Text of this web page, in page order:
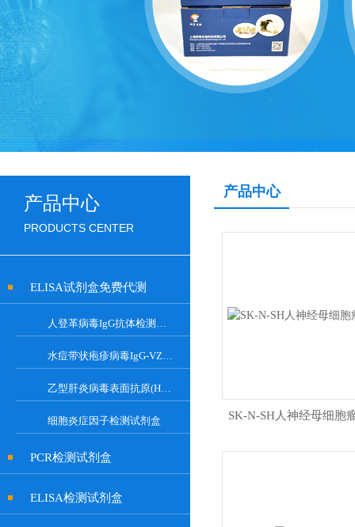
产品中心
PRODUCTS CENTER
ELISA试剂盒免费代测
人登革病毒IgG抗体检测试剂盒
水痘带状疱疹病毒IgG-VZV Elisa检测试剂盒
乙型肝炎病毒表面抗原(HBsAg)试剂盒
细胞炎症因子检测试剂盒
PCR检测试剂盒
ELISA检测试剂盒
产品中心
SK-N-SH人神经母细胞